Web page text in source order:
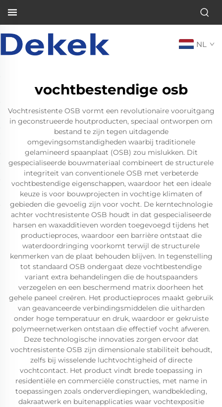
NL
vochtbestendige osb
Vochtresistente OSB vormt een revolutionaire vooruitgang
in geconstrueerde houtproducten, speciaal ontworpen om
bestand te zijn tegen uitdagende
omgevingsomstandigheden waarbij traditionele
gelamineerd spaanplaat (OSB) zou mislukken. Dit
gespecialiseerde bouwmateriaal combineert de structurele
integriteit van conventionele OSB met verbeterde
vochtbestendige eigenschappen, waardoor het een ideale
keuze is voor bouwprojecten in vochtige klimaten of
gebieden die gevoelig zijn voor vocht. De kerntechnologie
achter vochtresistente OSB houdt in dat gespecialiseerde
harsen en waxadditieven worden toegevoegd tijdens het
productieproces, waardoor een barrière ontstaat die
waterdoordringing voorkomt terwijl de structurele
kenmerken van de plaat behouden blijven. In tegenstelling
tot standaard OSB ondergaat deze vochtbestendige
variant extra behandelingen die de houtspaanders
verzegelen en een beschermend matrix doorheen het
gehele paneel creëren. Het productieproces maakt gebruik
van geavanceerde verbindingsmiddelen die uitharden
onder hoge temperatuur en druk, waardoor er gekruiste
polymeernetwerken ontstaan die effectief vocht afweren.
Deze technologische innovaties zorgen ervoor dat
vochtresistente OSB zijn dimensionale stabiliteit behoudt,
zelfs bij wisselende luchtvochtigheid of directe
vochtcontact. Het product vindt brede toepassing in
residentiële en commerciële constructies, met name in
toepassingen zoals onderverdiepingen, wandbekleding,
dakraatwerk en buitenapplicaties waar vochtexpositie